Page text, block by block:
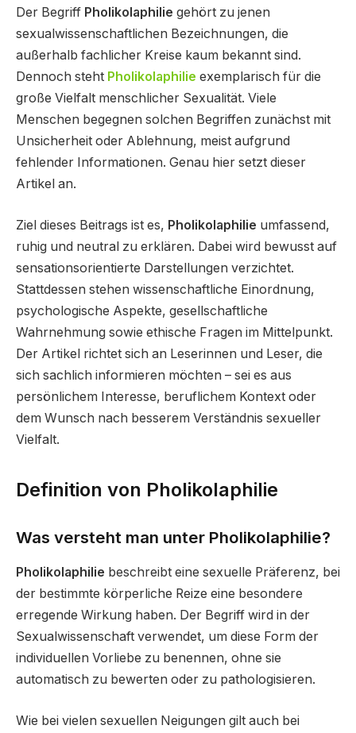
Der Begriff Pholikolaphilie gehört zu jenen
sexualwissenschaftlichen Bezeichnungen, die
außerhalb fachlicher Kreise kaum bekannt sind.
Dennoch steht Pholikolaphilie exemplarisch für die
große Vielfalt menschlicher Sexualität. Viele
Menschen begegnen solchen Begriffen zunächst mit
Unsicherheit oder Ablehnung, meist aufgrund
fehlender Informationen. Genau hier setzt dieser
Artikel an.
Ziel dieses Beitrags ist es, Pholikolaphilie umfassend,
ruhig und neutral zu erklären. Dabei wird bewusst auf
sensationsorientierte Darstellungen verzichtet.
Stattdessen stehen wissenschaftliche Einordnung,
psychologische Aspekte, gesellschaftliche
Wahrnehmung sowie ethische Fragen im Mittelpunkt.
Der Artikel richtet sich an Leserinnen und Leser, die
sich sachlich informieren möchten – sei es aus
persönlichem Interesse, beruflichem Kontext oder
dem Wunsch nach besserem Verständnis sexueller
Vielfalt.
Definition von Pholikolaphilie
Was versteht man unter Pholikolaphilie?
Pholikolaphilie beschreibt eine sexuelle Präferenz, bei
der bestimmte körperliche Reize eine besondere
erregende Wirkung haben. Der Begriff wird in der
Sexualwissenschaft verwendet, um diese Form der
individuellen Vorliebe zu benennen, ohne sie
automatisch zu bewerten oder zu pathologisieren.
Wie bei vielen sexuellen Neigungen gilt auch bei